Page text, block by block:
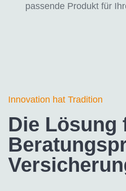
passende Produkt für
Innovation hat Tradition
Die Lösung